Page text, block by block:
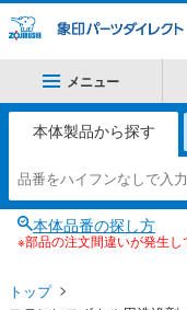
メニュー
本体製品から探す
本体品番の探し方
※部品の注文間違いが発生し
トップ